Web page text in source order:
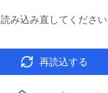
読み込み直してください
再読込する